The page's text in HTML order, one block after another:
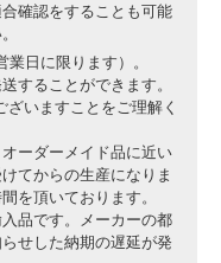
確認をすることも可能
日に限ります）。
することができます。
ざいますことをご理解く
ーダーメイド品に近い
てからの生産になりま
を頂いております。
品です。メーカーの都
せした納期の遅延が発